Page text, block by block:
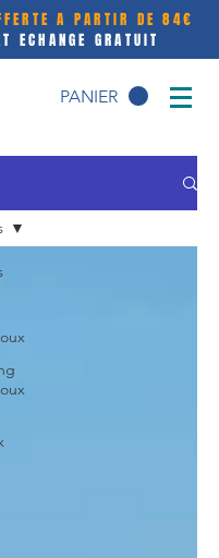
A PARTIR DE 84€
ECHANGE GRATUIT
PANIER